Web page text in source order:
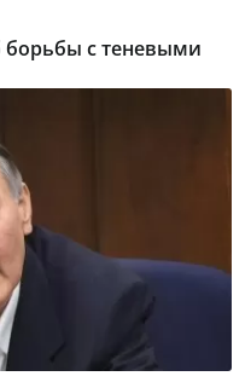
борьбы с теневыми